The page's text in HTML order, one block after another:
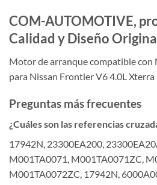
COM-AUTOMOTIVE,
Calidad y Diseño
Motor de arranque compatible
para Nissan Frontier V6 4.0L
Preguntas más frecuentes
¿Cuáles son las referencias
17942N, 23300EA200,
M001TA0071, M001TA0071ZC,
M001TA0072ZC, 17942N,